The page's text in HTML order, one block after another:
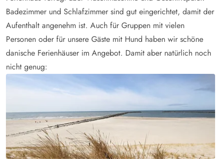
Badezimmer und Schlafzimmer sind gut eingerichtet, damit der
Aufenthalt angenehm ist. Auch für Gruppen mit vielen
Personen oder für unsere Gäste mit Hund haben wir schöne
danische Ferienhäuser im Angebot. Damit aber natürlich noch
nicht genug: